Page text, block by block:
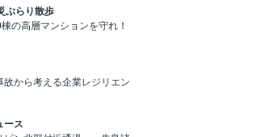
ぶらり散歩
の高層マンションを守れ！
故から考える企業レジリエン
ース